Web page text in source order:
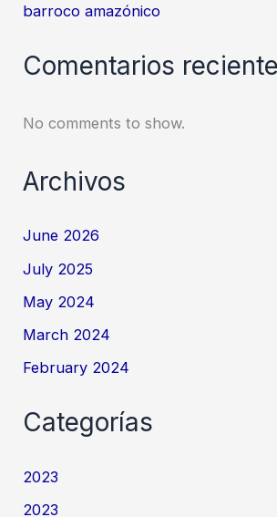
barroco amazónico
Comentarios
No comments to show.
Archivos
June 2026
July 2025
May 2024
March 2024
February 2024
Categorías
2023
2023